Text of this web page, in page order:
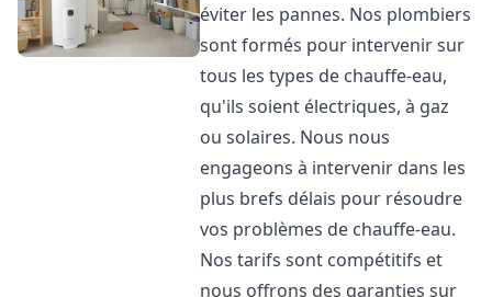
éviter les pannes. Nos plombiers
sont formés pour intervenir sur
tous les types de chauffe-eau,
qu'ils soient électriques, à gaz
ou solaires. Nous nous
engageons à intervenir dans les
plus brefs délais pour résoudre
vos problèmes de chauffe-eau.
Nos tarifs sont compétitifs et
nous offrons des garanties sur